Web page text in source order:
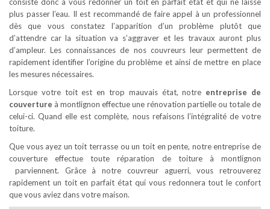
plus passer l’eau. Il est recommandé de faire appel à un professionnel
dès que vous constatez l’apparition d’un problème plutôt que
d’attendre car la situation va s’aggraver et les travaux auront plus
d’ampleur. Les connaissances de nos couvreurs leur permettent de
rapidement identifier l’origine du problème et ainsi de mettre en place
les mesures nécessaires.
Lorsque votre toit est en trop mauvais état, notre entreprise de
couverture à montlignon effectue une rénovation partielle ou totale de
celui-ci. Quand elle est complète, nous refaisons l’intégralité de votre
toiture.
Que vous ayez un toit terrasse ou un toit en pente, notre entreprise de
couverture effectue toute réparation de toiture à montlignon
parviennent. Grâce à notre couvreur aguerri, vous retrouverez
rapidement un toit en parfait état qui vous redonnera tout le confort
que vous aviez dans votre maison.